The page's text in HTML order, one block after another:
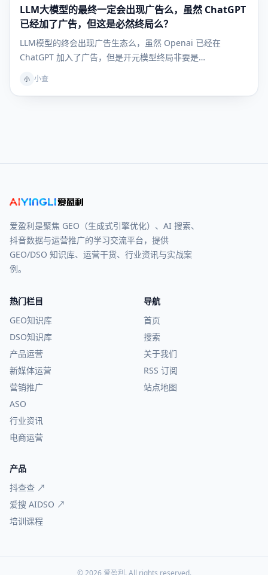
发现
LLM大模型的最终一定会出现广告么，虽然 ChatGPT
已经加了广告，但这是必然终局么？
LLM模型的终会出现广告生态么，虽然 Openai 已经在
ChatGPT 加入了广告，但是开元模型终局非要是…
小 小查
爱盈利是聚焦 GEO（生成式引擎优化）、AI 搜索、
抖音数据与运营推广的学习交流平台，提供
GEO/DSO 知识库、运营干货、行业资讯与实战案
例。
热门栏目
GEO知识库
DSO知识库
产品运营
新媒体运营
营销推广
ASO
行业资讯
电商运营
导航
首页
搜索
关于我们
RSS 订阅
站点地图
产品
抖查查 ↗
爱搜 AIDSO ↗
培训课程
© 2026 爱盈利. All rights reserved.